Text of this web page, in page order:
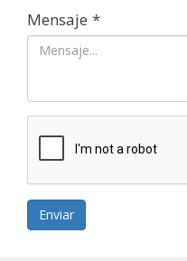
Mensaje *
Enviar